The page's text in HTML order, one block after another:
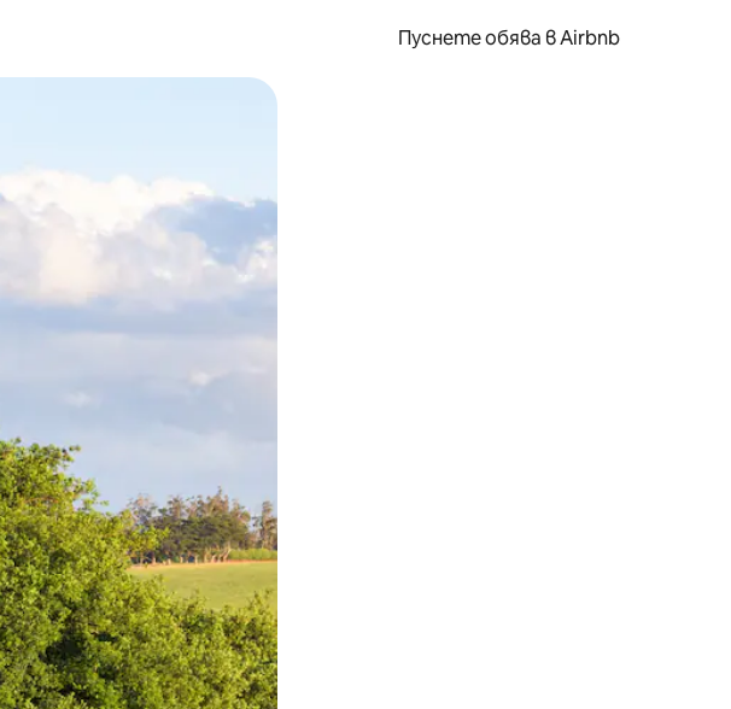
Пуснете обява в Airbnb
навигирайте с докосване или плъзгане.